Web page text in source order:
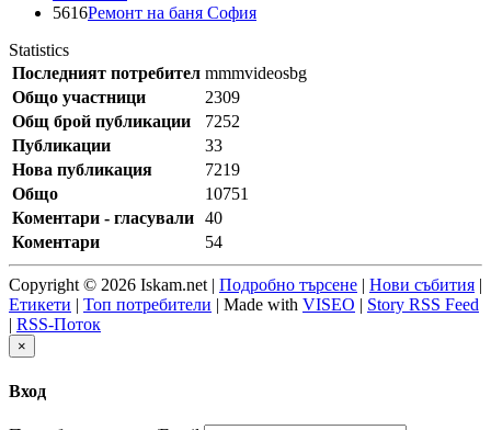
5616Ремонт на баня София
Statistics
Последният потребител mmmvideosbg
Общо участници
2309
Общ брой публикации
7252
Публикации
33
Нова публикация
7219
Общо
10751
Коментари - гласували 40
Коментари
54
Copyright © 2026 Iskam.net | Подробно търсене | Нови събития |
Етикети | Топ потребители | Made with VISEO | Story RSS Feed
| RSS-Поток
×
Вход